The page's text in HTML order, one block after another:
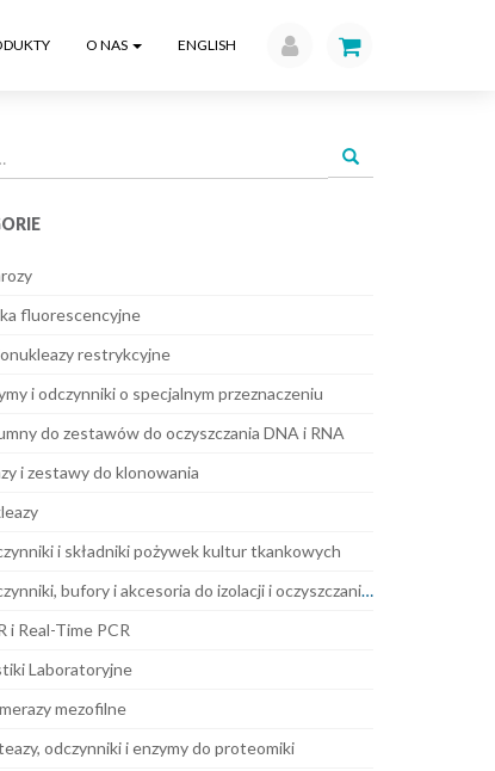
O NAS ENGLISH
fluorescencyjne
restrykcyjne
i odczynniki o specjalnym przeznaczeniu
do zestawów do oczyszczania DNA i RNA
i zestawy do klonowania
i składniki pożywek kultur tkankowych
bufory i akcesoria do izolacji i oczyszczania DNA i RNA
i Real-Time PCR
Laboratoryjne
mezofilne
odczynniki i enzymy do proteomiki